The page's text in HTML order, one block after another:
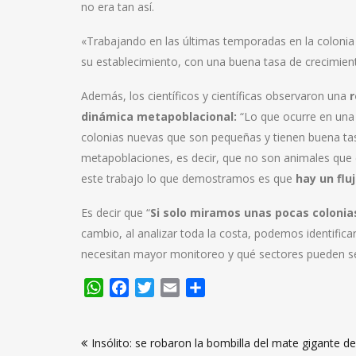
no era tan así.
«Trabajando en las últimas temporadas en la
su establecimiento, con una buena tasa de
Además, los científicos y científicas observaron una
dinámica metapoblacional: “Lo que ocurre en
colonias nuevas que son pequeñas y tienen buena
metapoblaciones, es decir, que no son animales
este trabajo lo que demostramos es que hay un
Es decir que “Si solo miramos unas pocas
cambio, al analizar toda la costa, podemos
necesitan mayor monitoreo y qué sectores pueden
WhatsApp
FacebookTwitter
Email
Insólito: se robaron la bombilla del mate gigante